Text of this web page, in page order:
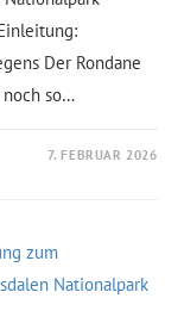
Der Rondane
noch so…
7. FEBRUAR 2026